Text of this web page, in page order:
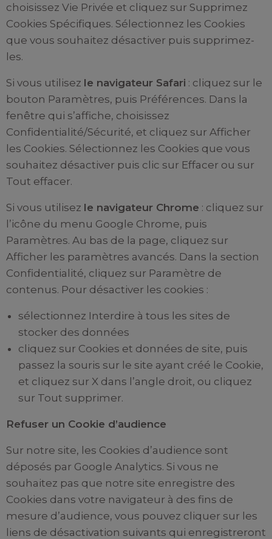
choisissez Vie Privée et cliquez sur Supprimez
Cookies Spécifiques. Sélectionnez les Cookies
que vous souhaitez désactiver puis supprimez-
les.
Si vous utilisez le navigateur Safari : cliquez sur le
bouton Paramètres, puis Préférences. Dans la
fenêtre qui s’affiche, choisissez
Confidentialité/Sécurité, et cliquez sur Afficher
les Cookies. Sélectionnez les Cookies que vous
souhaitez désactiver puis clic sur Effacer ou sur
Tout effacer.
Si vous utilisez le navigateur Chrome : cliquez sur
l’icône du menu Google Chrome, puis
Paramètres. Au bas de la page, cliquez sur
Afficher les paramètres avancés. Dans la section
Confidentialité, cliquez sur Paramètre de
contenus. Pour désactiver les cookies :
sélectionnez Interdire à tous les sites de
stocker des données
cliquez sur Cookies et données de site, puis
passez la souris sur le site ayant créé le Cookie,
et cliquez sur X dans l’angle droit, ou cliquez
sur Tout supprimer.
Refuser un Cookie d’audience
Sur notre site, les Cookies d’audience sont
déposés par Google Analytics. Si vous ne
souhaitez pas que notre site enregistre des
Cookies dans votre navigateur à des fins de
mesure d’audience, vous pouvez cliquer sur les
liens de désactivation suivants qui enregistreront